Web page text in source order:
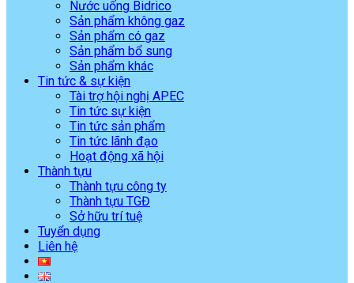
Nước uống Bidrico
Sản phẩm không gaz
Sản phẩm có gaz
Sản phẩm bổ sung
Sản phẩm khác
Tin tức & sự kiện
Tài trợ hội nghị APEC
Tin tức sự kiện
Tin tức sản phẩm
Tin tức lãnh đạo
Hoạt động xã hội
Thành tựu
Thành tựu công ty
Thành tựu TGĐ
Sở hữu trí tuệ
Tuyển dụng
Liên hệ